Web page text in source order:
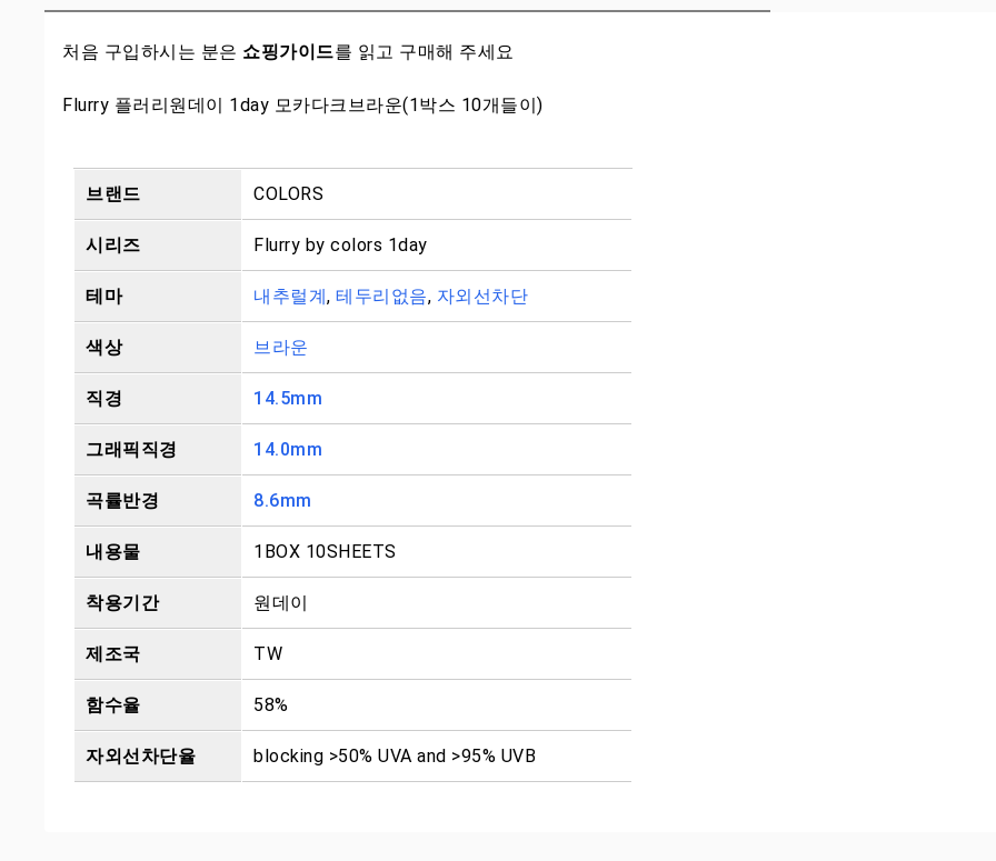
처음 구입하시는 분은 쇼핑가이드를 읽고 구매해 주세요
Flurry 플러리원데이 1day 모카다크브라운(1박스 10개들이)
브랜드 COLORS
시리즈 Flurry by colors 1day
테마 내추럴계, 테두리없음, 자외선차단
색상 브라운
직경 14.5mm
그래픽직경 14.0mm
곡률반경 8.6mm
내용물 1BOX 10SHEETS
착용기간 원데이
제조국 TW
함수율 58%
자외선차단율 blocking >50% UVA and >95% UVB